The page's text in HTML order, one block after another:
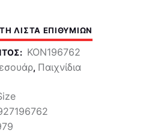
ΛΊΣΤΑ ΕΠΙΘΥΜΙΏΝ
KON196762
, Παιχνίδια